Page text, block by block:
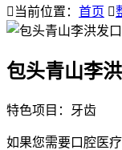
 当前位置： 首页 
包头青山李
特色项目：牙齿
如果您需要口腔医